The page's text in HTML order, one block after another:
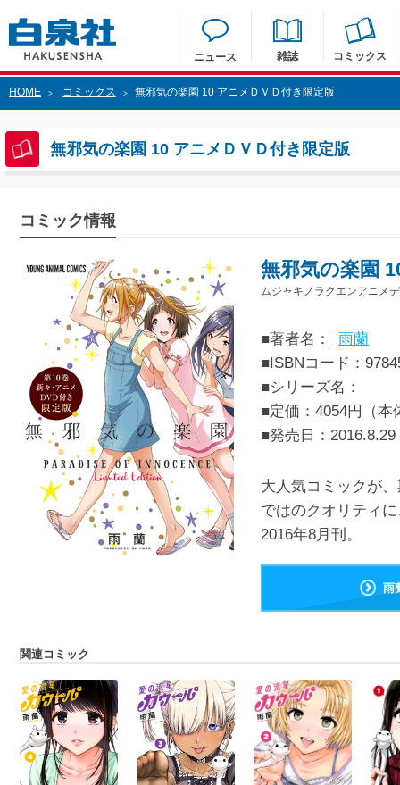
ニュース 雑誌 コミックス
HOME > コミックス > 無邪気の楽園 10 アニメＤＶＤ付き限定版
無邪気の楽園 10 アニメＤＶＤ付き限定版
コミック情報
無邪気の楽園
ムジャキノラクエンアニメ
■著者名：
雨蘭
■ISBNコード：
■シリーズ名：
■定価：4054円（本
■発売日： 2016.8.29
大人気コミックが
ではのクオリティ
2016年8月刊。
雨
関連コミック